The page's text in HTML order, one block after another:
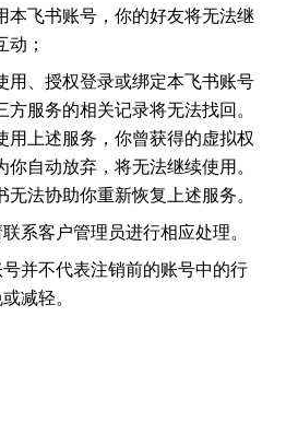
本飞书账号，你的好友将无法继
；
用、授权登录或绑定本飞书账号
服务的相关记录将无法找回。
用上述服务，你曾获得的虚拟权
自动放弃，将无法继续使用。
法协助你重新恢复上述服务。
系客户管理员进行相应处理。
并不代表注销前的账号中的行
减轻。